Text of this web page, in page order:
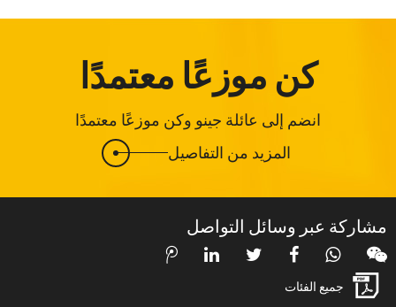
كن موزعًا معتمدًا
انضم إلى عائلة جينو وكن موزعًا معتمدًا
المزيد من التفاصيل
مشاركة عبر وسائل التواصل
جميع الفئات